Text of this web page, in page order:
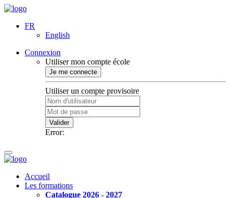
FR
English
Connexion
Utiliser mon compte école
Je me connecte
Utiliser un compte provisoire
Valider
Error:
Accueil
Les formations
Catalogue 2026 - 2027